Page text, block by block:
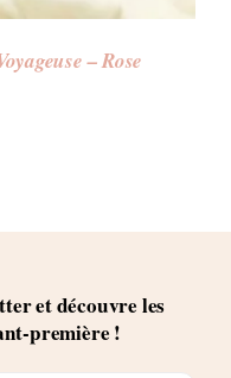
– Rose
et découvre les
première !